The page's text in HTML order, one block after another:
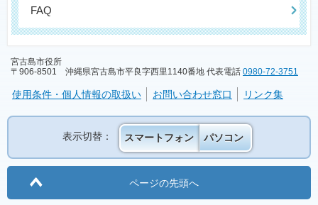
FAQ
宮古島市役所
〒906-8501 沖縄県宮古島市平良字西里1140番地 代表電話 0980-72-3751
使用条件・個人情報の取扱い お問い合わせ窓口 リンク集
表示切替： スマートフォン パソコン
ページの先頭へ